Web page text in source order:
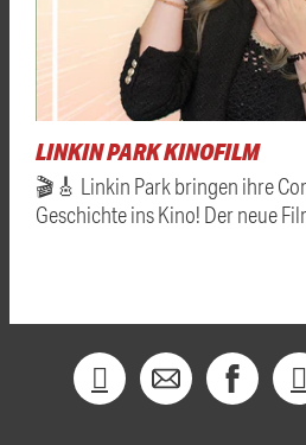
LINKIN PARK KINOFILM
🎬🎸 Linkin Park bringen ihre
Geschichte ins Kino! Der neue